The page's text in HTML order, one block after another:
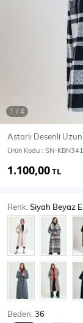
T-Shirt
Body
SPOR GİYİM
Astarlı Desenli
Ürün Kodu : SN-
1.100,00TL
Renk:Siyah Beyaz
Beden:36